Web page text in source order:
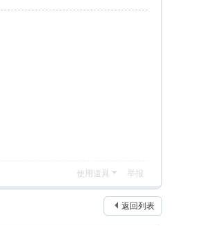
使用道具 举报
返回列表